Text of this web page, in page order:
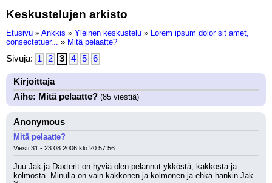
Keskustelujen arkisto
Etusivu » Ankkis » Yleinen keskustelu » Lorem ipsum dolor sit amet,
consectetuer... » Mitä pelaatte?
Sivuja: 1 2 3 4 5 6
Kirjoittaja
Aihe: Mitä pelaatte? (85 viestiä)
Anonymous
Mitä pelaatte?
Viesti 31 - 23.08.2006 klo 20:57:56
Juu Jak ja Daxterit on hyviä olen pelannut ykköstä, kakkosta ja
kolmosta. Minulla on vain kakkonen ja kolmonen ja ehkä hankin Jak